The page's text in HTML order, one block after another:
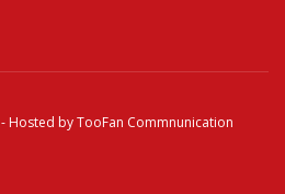
- Hosted byTooFan Commnunication